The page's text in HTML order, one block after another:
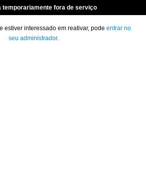
temporariamente fora de serviço
estiver interessado em reativar, pode entrar no
seu administrador.